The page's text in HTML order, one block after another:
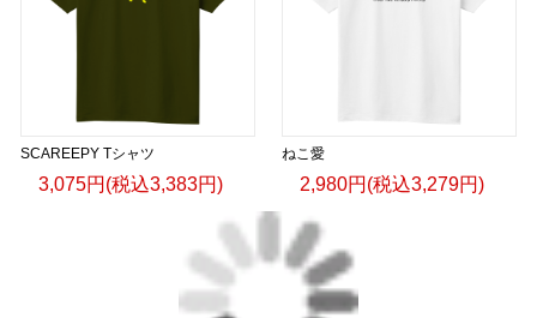
SCAREEPY Tシャツ
3,075円(税込3,383円)
ねこ愛
2,980円(税込3,279円)